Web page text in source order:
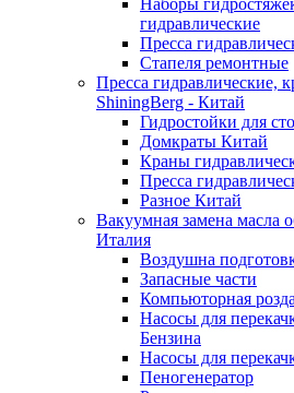
Наборы
гидравлические
Пресса
Стапеля ремонтные
Пресса гидравлические,
ShiningBerg - Китай
Гидростойки для
Домкраты Китай
Краны
Пресса
Разное Китай
Вакуумная замена масла
Италия
Воздушна
Запасные части
Компьюторная
Насосы для
Бензина
Насосы для
Пеногенератор